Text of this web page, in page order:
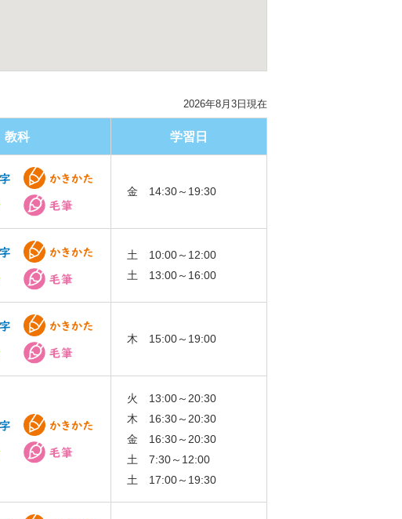
2026年8月3日現在
教科 学習日
金 14:30～19:30
土 10:00～12:00
土 13:00～16:00
木 15:00～19:00
火 13:00～20:30
木 16:30～20:30
金 16:30～20:30
土 7:30～12:00
土 17:00～19:30